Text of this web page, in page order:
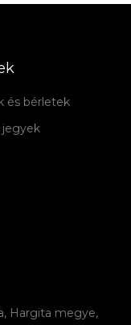
és bérletek
jegyek
Hargita megye,